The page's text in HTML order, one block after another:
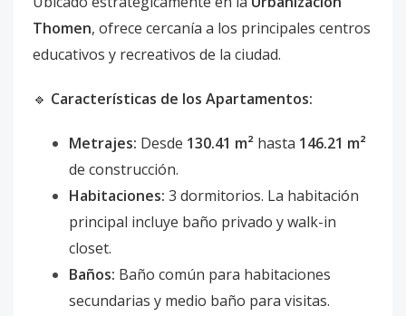
Thomen, ofrece cercanía a los principales centros
educativos y recreativos de la ciudad.
🔹 Características de los Apartamentos:
Metrajes: Desde 130.41 m² hasta 146.21 m²
de construcción.
Habitaciones: 3 dormitorios. La habitación
principal incluye baño privado y walk-in
closet.
Baños: Baño común para habitaciones
secundarias y medio baño para visitas.